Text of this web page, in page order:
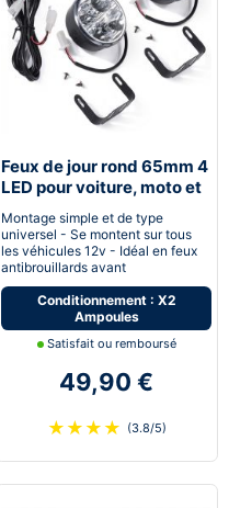
Feux de jour rond 65mm 4
LED pour voiture, moto et
quad - Next-Tech®
Montage simple et de type
universel - Se montent sur tous
les véhicules 12v - Idéal en feux
antibrouillards avant
Conditionnement : X2
Ampoules
Satisfait ou remboursé
49,90 €
★ ★ ★ ★ (3.8/5)